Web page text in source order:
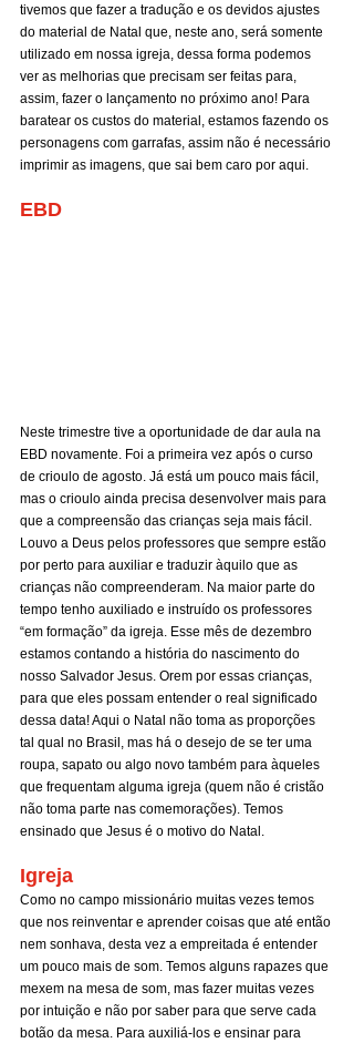
tivemos que fazer a tradução e os devidos ajustes
do material de Natal que, neste ano, será somente
utilizado em nossa igreja, dessa forma podemos
ver as melhorias que precisam ser feitas para,
assim, fazer o lançamento no próximo ano! Para
baratear os custos do material, estamos fazendo os
personagens com garrafas, assim não é necessário
imprimir as imagens, que sai bem caro por aqui.
EBD
Neste trimestre tive a oportunidade de dar aula na
EBD novamente. Foi a primeira vez após o curso
de crioulo de agosto. Já está um pouco mais fácil,
mas o crioulo ainda precisa desenvolver mais para
que a compreensão das crianças seja mais fácil.
Louvo a Deus pelos professores que sempre estão
por perto para auxiliar e traduzir àquilo que as
crianças não compreenderam. Na maior parte do
tempo tenho auxiliado e instruído os professores
“em formação” da igreja. Esse mês de dezembro
estamos contando a história do nascimento do
nosso Salvador Jesus. Orem por essas crianças,
para que eles possam entender o real significado
dessa data! Aqui o Natal não toma as proporções
tal qual no Brasil, mas há o desejo de se ter uma
roupa, sapato ou algo novo também para àqueles
que frequentam alguma igreja (quem não é cristão
não toma parte nas comemorações). Temos
ensinado que Jesus é o motivo do Natal.
Igreja
Como no campo missionário muitas vezes temos
que nos reinventar e aprender coisas que até então
nem sonhava, desta vez a empreitada é entender
um pouco mais de som. Temos alguns rapazes que
mexem na mesa de som, mas fazer muitas vezes
por intuição e não por saber para que serve cada
botão da mesa. Para auxiliá-los e ensinar para